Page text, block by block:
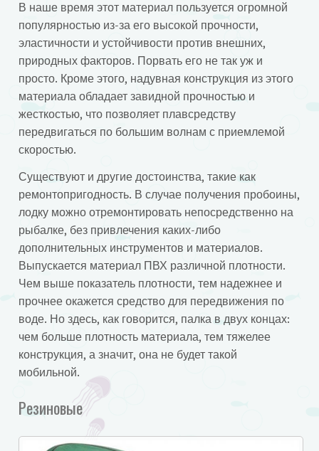
В наше время этот материал пользуется огромной
популярностью из-за его высокой прочности,
эластичности и устойчивости против внешних,
природных факторов. Порвать его не так уж и
просто. Кроме этого, надувная конструкция из этого
материала обладает завидной прочностью и
жесткостью, что позволяет плавсредству
передвигаться по большим волнам с приемлемой
скоростью.
Существуют и другие достоинства, такие как
ремонтопригодность. В случае получения пробоины,
лодку можно отремонтировать непосредственно на
рыбалке, без привлечения каких-либо
дополнительных инструментов и материалов.
Выпускается материал ПВХ различной плотности.
Чем выше показатель плотности, тем надежнее и
прочнее окажется средство для передвижения по
воде. Но здесь, как говорится, палка в двух концах:
чем больше плотность материала, тем тяжелее
конструкция, а значит, она не будет такой
мобильной.
Резиновые